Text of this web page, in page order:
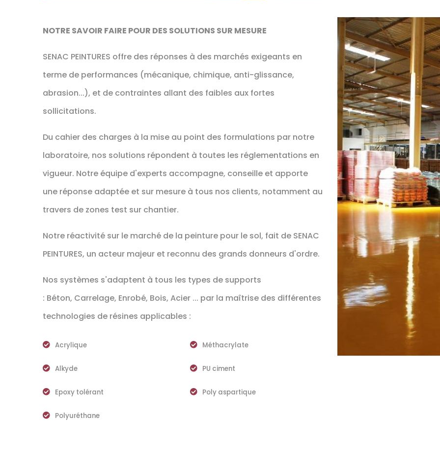
NOTRE SAVOIR FAIRE POUR DES SOLUTIONS SUR MESURE
SENAC PEINTURES offre des réponses à des marchés exigeants en
terme de performances (mécanique, chimique, anti-glissance,
abrasion...), et de contraintes allant des faibles aux fortes
sollicitations.
Du cahier des charges à la mise au point des formulations par notre
laboratoire, nos solutions répondent à toutes les réglementations en
vigueur. Notre équipe d'experts accompagne, conseille et apporte
une réponse adaptée et sur mesure à tous nos clients, notamment au
travers de zones test sur chantier.
Notre réactivité sur le marché de la peinture pour le sol, fait de SENAC
PEINTURES, un acteur majeur et reconnu des grands donneurs d'ordre.
Nos systèmes s'adaptent à tous les types de supports
: Béton, Carrelage, Enrobé, Bois, Acier ... par la maîtrise des différentes
technologies de résines applicables :
Acrylique
Alkyde
Epoxy tolérant
Polyuréthane
Méthacrylate
PU ciment
Poly aspartique